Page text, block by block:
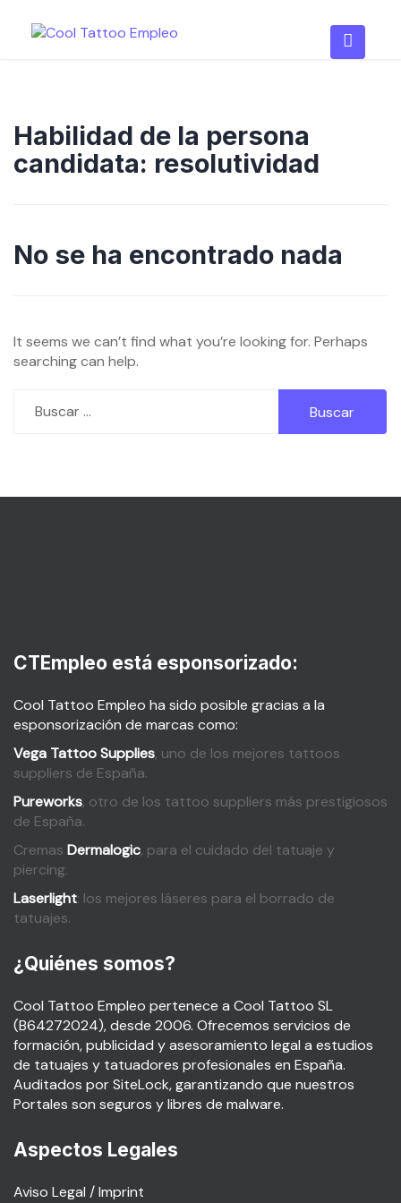
Habilidad de la persona
candidata: resolutividad
No se ha encontrado nada
It seems we can’t find what you’re looking for. Perhaps
searching can help.
CTEmpleo está esponsorizado:
Cool Tattoo Empleo ha sido posible gracias a la
esponsorización de marcas como:
Vega Tattoo Supplies, uno de los mejores tattoos
suppliers de España.
Pureworks, otro de los tattoo suppliers más prestigiosos
de España.
Cremas Dermalogic, para el cuidado del tatuaje y
piercing.
Laserlight: los mejores láseres para el borrado de
tatuajes.
¿Quiénes somos?
Cool Tattoo Empleo pertenece a Cool Tattoo SL
(B64272024), desde 2006. Ofrecemos servicios de
formación, publicidad y asesoramiento legal a estudios
de tatuajes y tatuadores profesionales en España.
Auditados por SiteLock, garantizando que nuestros
Portales son seguros y libres de malware.
Aspectos Legales
Aviso Legal / Imprint